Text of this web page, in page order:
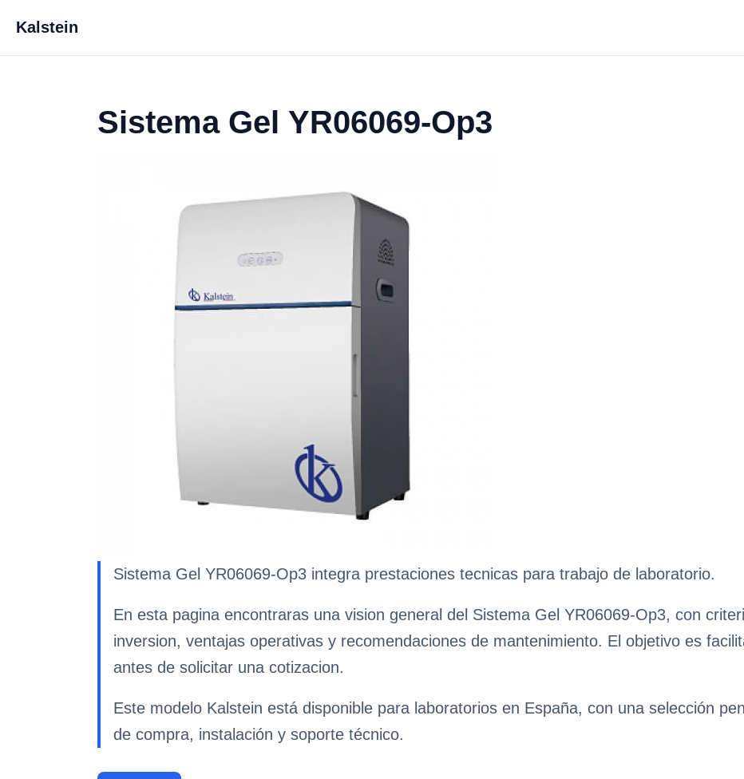
Kalstein
Sistema Gel YR06069-Op3
Sistema Gel YR06069-Op3 integra prestaciones tecnicas para trabajo de laboratorio.
En esta pagina encontraras una vision general del Sistema Gel YR06069-Op3, con
inversion, ventajas operativas y recomendaciones de mantenimiento. El objetivo es
antes de solicitar una cotizacion.
Este modelo Kalstein está disponible para laboratorios en España, con una selección
de compra, instalación y soporte técnico.